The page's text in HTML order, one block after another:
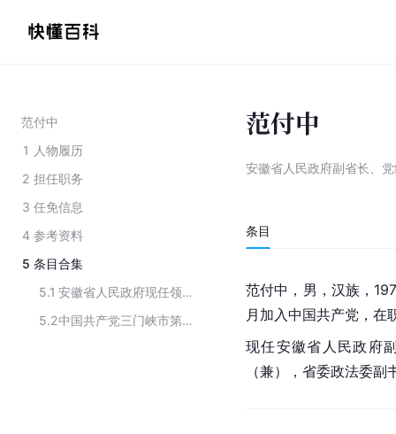
范付中
1 人物履历
2 担任职务
3 任免信息
4 参考资料
5 条目合集
5.1
安徽省人民政府现任领导
5.2
中国共产党三门峡市第八届委员会常务委员会委员
范付中
安徽省人民政府副省长、
条目
范付中，男， 汉族 ，
月加入中国共产党 ，在
现任安徽省人民政府
（兼），省委政法委副